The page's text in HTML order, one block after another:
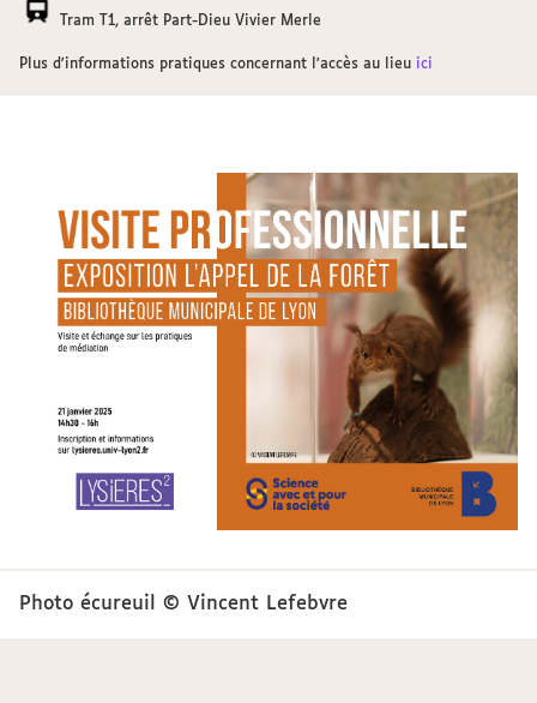
Tram T1, arrêt Part-Dieu Vivier Merle
Plus d'informations pratiques concernant l'accès au lieu ici
Photo écureuil © Vincent Lefebvre